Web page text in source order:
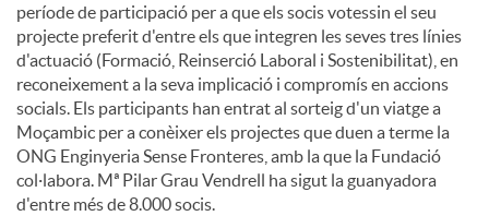
n
g
u
període de participació per a que els socis votessin el seu
projecte preferit d'entre els que integren les seves tres línies
d'actuació (Formació, Reinserció Laboral i Sostenibilitat), en
reconeixement a la seva implicació i compromís en accions
socials. Els participants han entrat al sorteig d'un viatge a
Moçambic per a conèixer els projectes que duen a terme la
ONG Enginyeria Sense Fronteres, amb la que la Fundació
col·labora. Mª Pilar Grau Vendrell ha sigut la guanyadora
d'entre més de 8.000 socis.